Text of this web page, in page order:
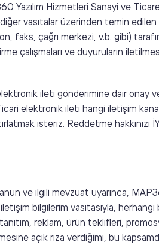
Yazılım Hizmetleri Sanayi ve
vasıtalar üzerinden temin edilen
faks, çağrı merkezi, v.b. gibi)
çalışmaları ve duyuruların
ileti gönderimine dair onay
elektronik ileti hangi iletişim
isteriz. Reddetme hakkınızı
ve ilgili mevzuat uyarınca,
bilgilerim vasıtasıyla, herhangi
reklam, ürün teklifleri,
açık rıza verdiğimi, bu